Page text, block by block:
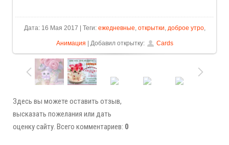
Дата: 16 Мая 2017 | Теги: ежедневные, открытки, доброе утро,
Анимация | Добавил открытку: Cards
Здесь вы можете оставить отзыв,
высказать пожелания или дать
оценку сайту. Всего комментариев: 0